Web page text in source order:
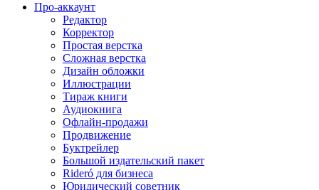
Про-аккаунт
Редактор
Корректор
Простая верстка
Сложная верстка
Дизайн обложки
Иллюстрации
Тираж книги
Аудиокнига
Офлайн-продажи
Продвижение
Буктрейлер
Большой издательский пакет
Rideró для бизнеса
Юридический советник